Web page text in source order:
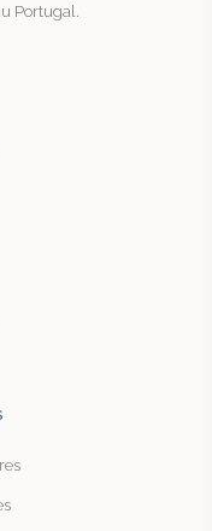
Portugal.